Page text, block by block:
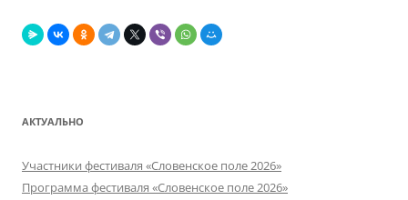
АКТУАЛЬНО
Участники фестиваля «Словенское поле 2026»
Программа фестиваля «Словенское поле 2026»